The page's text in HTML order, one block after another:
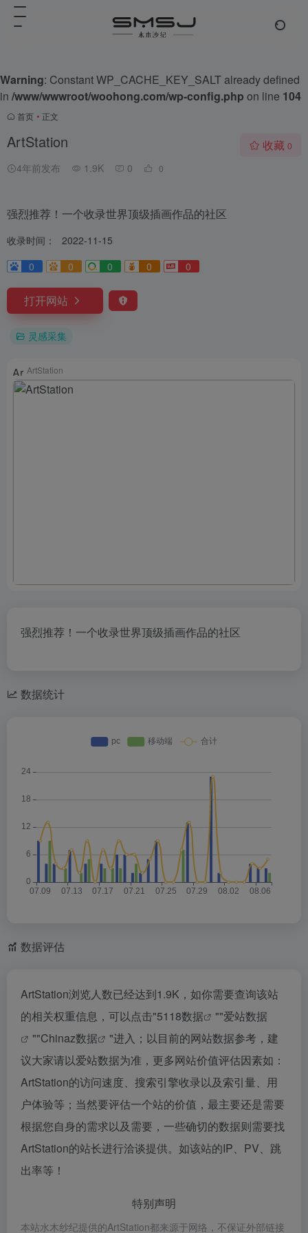
Warning: Constant WP_CACHE_KEY_SALT already defined
in /www/wwwroot/woohong.com/wp-config.php on line 104
首页 • 正文
ArtStation
4年前发布 1.9K 0 0
收藏 0
强烈推荐！一个收录世界顶级插画作品的社区
收录时间：
2022-11-15
0
0 0 0 0
打开网站
灵感采集
ArtStation
强烈推荐！一个收录世界顶级插画作品的社区
数据统计
数据评估
ArtStation浏览人数已经达到1.9K，如你需要查询该站
的相关权重信息，可以点击"5118数据 ""爱站数据
""Chinaz数据
"进入；以目前的网站数据参考，建
议大家请以爱站数据为准，更多网站价值评估因素如：
ArtStation的访问速度、搜索引擎收录以及索引量、用
户体验等；当然要评估一个站的价值，最主要还是需要
根据您自身的需求以及需要，一些确切的数据则需要找
ArtStation的站长进行洽谈提供。如该站的IP、PV、跳
出率等！
特别声明
本站水木纱纪提供的ArtStation都来源于网络，不保证外部链接